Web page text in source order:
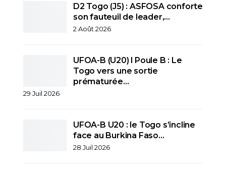
D2 Togo (J5) : ASFOSA conforte
son fauteuil de leader,…
2 Août 2026
UFOA-B (U20) l Poule B : Le
Togo vers une sortie
prématurée…
29 Juil 2026
UFOA-B U20 : le Togo s’incline
face au Burkina Faso…
28 Juil 2026